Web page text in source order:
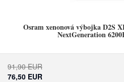
Osram xenonová výbojka D2S
NextGeneration
91,90 EUR
76,50 EUR